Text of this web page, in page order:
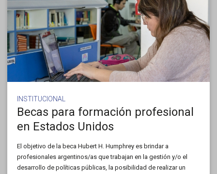
INSTITUCIONAL
Becas para formación profesional
en Estados Unidos
El objetivo de la beca Hubert H. Humphrey es brindar a
profesionales argentinos/as que trabajan en la gestión y/o el
desarrollo de políticas públicas, la posibilidad de realizar un